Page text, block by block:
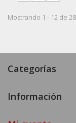
Mostrando 1 - 12 de
Categorías
Información